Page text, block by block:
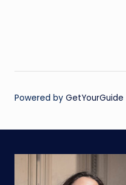
Powered by GetYourGuide